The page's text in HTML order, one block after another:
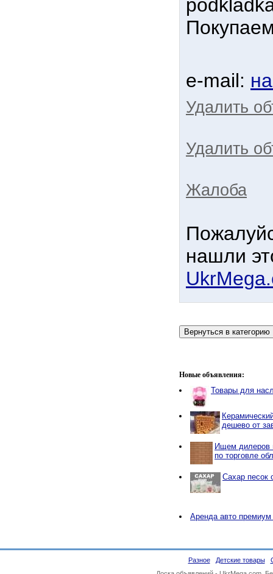
e-mail:
Удалить
Удалить
Жалоба
нашли
Новые объявления:
Товары для
дешево от
Ищем дилеров
по торговле
Сахар песок
Аренда авто
Разное Детские товары